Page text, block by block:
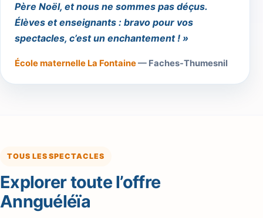
Père Noël, et nous ne sommes pas déçus.
Élèves et enseignants : bravo pour vos
spectacles, c’est un enchantement ! »
École maternelle La Fontaine— Faches-Thumesnil
TOUS LES SPECTACLES
Explorer toute l’offre
Annguéléïa